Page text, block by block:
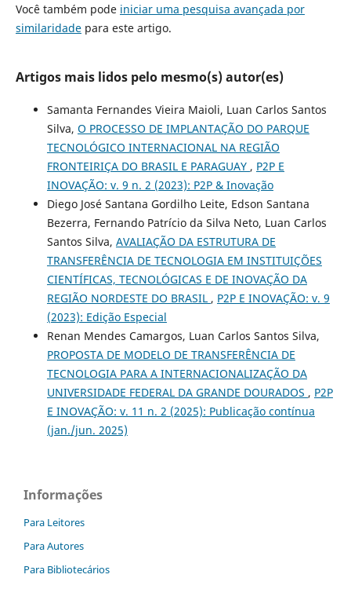
Você também pode iniciar uma pesquisa avançada por
similaridadepara este artigo.
Artigos mais lidos pelo mesmo(s) autor(es)
Samanta Fernandes Vieira Maioli, Luan Carlos Santos
Silva, O PROCESSO DE IMPLANTAÇÃO DO PARQUE
TECNOLÓGICO INTERNACIONAL NA REGIÃO
FRONTEIRIÇA DO BRASIL E PARAGUAY , P2P E
INOVAÇÃO: v. 9 n. 2 (2023): P2P & Inovação
Diego José Santana Gordilho Leite, Edson Santana
Bezerra, Fernando Patrício da Silva Neto, Luan Carlos
Santos Silva, AVALIAÇÃO DA ESTRUTURA DE
TRANSFERÊNCIA DE TECNOLOGIA EM INSTITUIÇÕES
CIENTÍFICAS, TECNOLÓGICAS E DE INOVAÇÃO DA
REGIÃO NORDESTE DO BRASIL , P2P E INOVAÇÃO: v. 9
(2023): Edição Especial
Renan Mendes Camargos, Luan Carlos Santos Silva,
PROPOSTA DE MODELO DE TRANSFERÊNCIA DE
TECNOLOGIA PARA A INTERNACIONALIZAÇÃO DA
UNIVERSIDADE FEDERAL DA GRANDE DOURADOS , P2P
E INOVAÇÃO: v. 11 n. 2 (2025): Publicação contínua
(jan./jun. 2025)
Informações
Para Leitores
Para Autores
Para Bibliotecários